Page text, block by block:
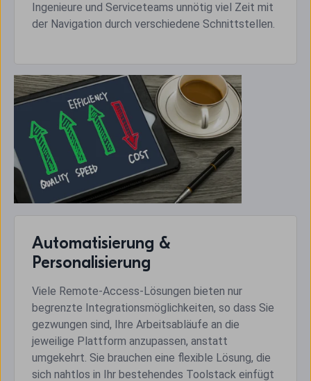
Ingenieure und Serviceteams unnötig viel Zeit mit
der Navigation durch verschiedene Schnittstellen.
Automatisierung &
Personalisierung
Viele Remote-Access-Lösungen bieten nur
begrenzte Integrationsmöglichkeiten, so dass Sie
gezwungen sind, Ihre Arbeitsabläufe an die
jeweilige Plattform anzupassen, anstatt
umgekehrt. Sie brauchen eine flexible Lösung, die
sich nahtlos in Ihr bestehendes Toolstack einfügt